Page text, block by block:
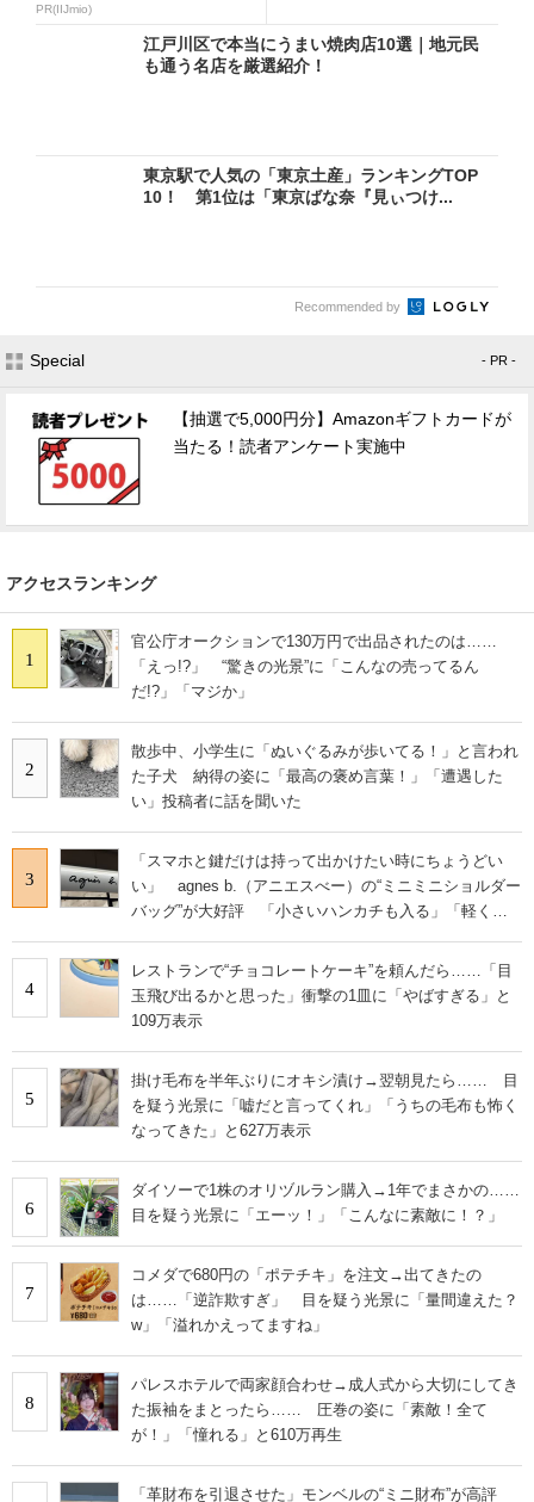
PR(IIJmio)
江戸川区で本当にうまい焼肉店10選｜地元民
も通う名店を厳選紹介！
東京駅で人気の「東京土産」ランキングTOP
10！ 第1位は「東京ばな奈『見ぃつけ...
Recommended by
Special - PR -
【抽選で5,000円分】Amazonギフトカードが
当たる！読者アンケート実施中
アクセスランキング
1
官公庁オークションで130万円で出品されたのは……
「えっ!?」 “驚きの光景”に「こんなの売ってるん
だ!?」「マジか」
2
散歩中、小学生に「ぬいぐるみが歩いてる！」と言われ
た子犬 納得の姿に「最高の褒め言葉！」「遭遇した
い」投稿者に話を聞いた
3
「スマホと鍵だけは持って出かけたい時にちょうどい
い」 agnes b.（アニエスべー）の“ミニミニショルダー
バッグ”が大好評 「小さいハンカチも入る」「軽くて
4
レストランで“チョコレートケーキ”を頼んだら……「目
玉飛び出るかと思った」衝撃の1皿に「やばすぎる」と
109万表示
5
掛け毛布を半年ぶりにオキシ漬け→翌朝見たら…… 目
を疑う光景に「嘘だと言ってくれ」「うちの毛布も怖く
なってきた」と627万表示
6
ダイソーで1株のオリヅルラン購入→1年でまさかの……
目を疑う光景に「エーッ！」「こんなに素敵に！？」
7
コメダで680円の「ポテチキ」を注文→出てきたの
は……「逆詐欺すぎ」 目を疑う光景に「量間違えた？
w」「溢れかえってますね」
8
パレスホテルで両家顔合わせ→成人式から大切にしてき
た振袖をまとったら…… 圧巻の姿に「素敵！全て
が！」「憧れる」と610万再生
「革財布を引退させた」モンベルの“ミニ財布”が高評